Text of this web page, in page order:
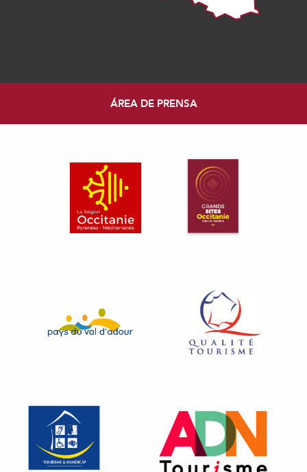
ÁREA DE PRENSA